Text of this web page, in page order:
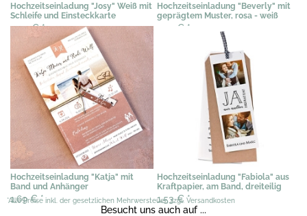
Hochzeitseinladung "Josy" Weiß mit
Schleife und Einsteckkarte
2,04 €*
Hochzeitseinladung "Beverly" mit
geprägtem Muster, rosa - weiß
1,94 € *
Hochzeitseinladung "Katja" mit
Band und Anhänger
1,69 €*
Hochzeitseinladung "Fabiola" aus
Kraftpapier, am Band, dreiteilig
1,53 €*
*Alle Preise inkl. der gesetzlichen Mehrwersteuer, zzgl. Versandkosten
Besucht uns auch auf ...